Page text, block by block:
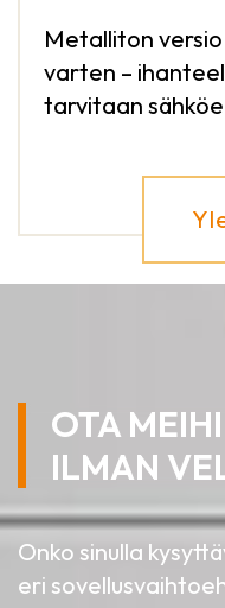
Metalliton
varten –
tarvitaan
OTA
ILMAN
Onko sinulla
eri